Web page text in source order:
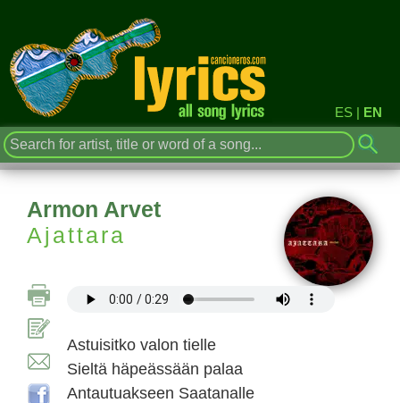
ES | EN
Armon Arvet
Ajattara
Astuisitko valon tielle
Sieltä häpeässään palaa
Antautuakseen Saatanalle